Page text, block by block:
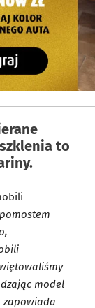
to
model
zapowiada